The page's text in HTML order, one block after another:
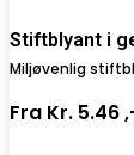
Stiftblyant i
Miljøvenlig
Fra Kr. 5.46